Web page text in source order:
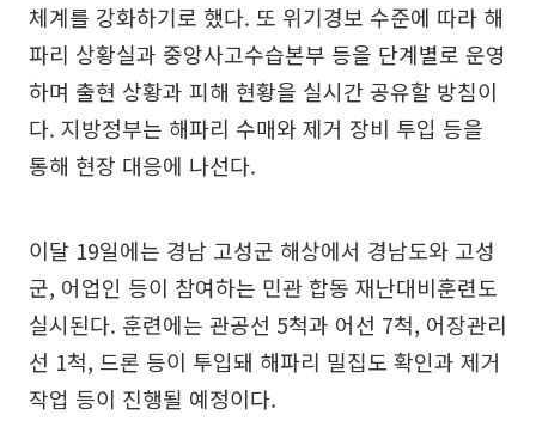
체계를 강화하기로 했다. 또 위기경보 수준에 따라 해
파리 상황실과 중앙사고수습본부 등을 단계별로 운영
하며 출현 상황과 피해 현황을 실시간 공유할 방침이
다. 지방정부는 해파리 수매와 제거 장비 투입 등을
통해 현장 대응에 나선다.
이달 19일에는 경남 고성군 해상에서 경남도와 고성
군, 어업인 등이 참여하는 민관 합동 재난대비훈련도
실시된다. 훈련에는 관공선 5척과 어선 7척, 어장관리
선 1척, 드론 등이 투입돼 해파리 밀집도 확인과 제거
작업 등이 진행될 예정이다.